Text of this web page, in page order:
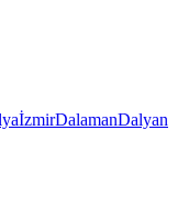
İzmirDalamanDalyan